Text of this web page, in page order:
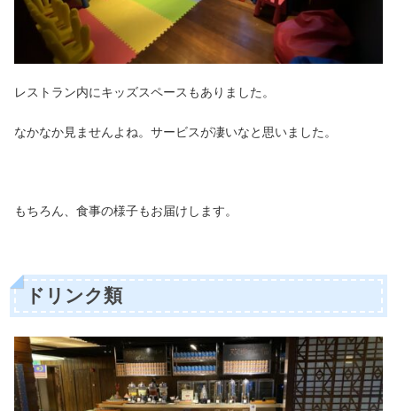
レストラン内にキッズスペースもありました。
なかなか見ませんよね。サービスが凄いなと思いました。
もちろん、食事の様子もお届けします。
ドリンク類